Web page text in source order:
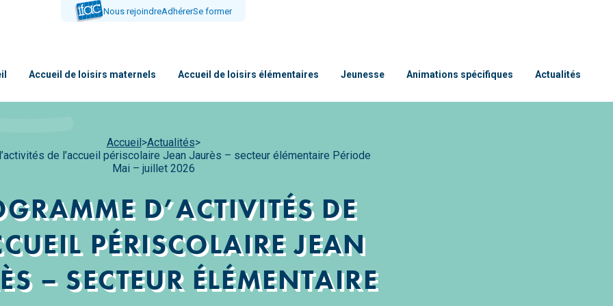
Nous rejoindreAdhérerSe former
Accueil de loisirs maternels Accueil de loisirs élémentaires Jeunesse Animations spécifiques Actualités
Accueil>Actualités>
de l’accueil périscolaire Jean Jaurès – secteur élémentaire Période
Mai – juillet 2026
D’ACTIVITÉS DE
PÉRISCOLAIRE JEAN
– SECTEUR ÉLÉMENTAIRE